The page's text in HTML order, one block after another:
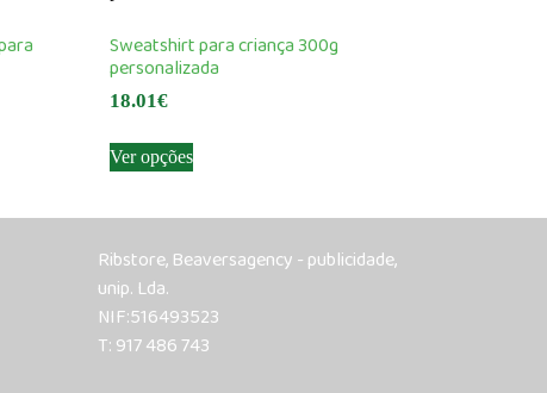
Sweatshirt para criança 300g
personalizada
18.01€
Ver opçõesproduct
multiple
options
may
Ribstore, Beaversagency - publicidade,
unip. Lda.
NIF:516493523
T: 917 486 743